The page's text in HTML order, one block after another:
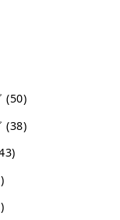
(50)
(38)